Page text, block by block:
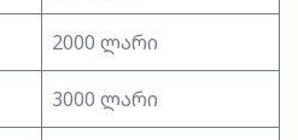
2000 ლარი
3000 ლარი